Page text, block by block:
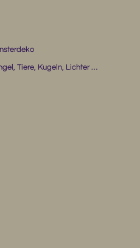
Tiere, Kugeln, Lichter …